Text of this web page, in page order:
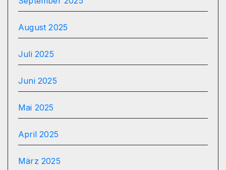
August 2025
Juli 2025
Juni 2025
Mai 2025
April 2025
März 2025